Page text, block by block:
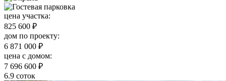
цена участка:
825 600 ₽
дом по проекту:
6 871 000 ₽
цена c домом:
7 696 600 ₽
6.9 соток